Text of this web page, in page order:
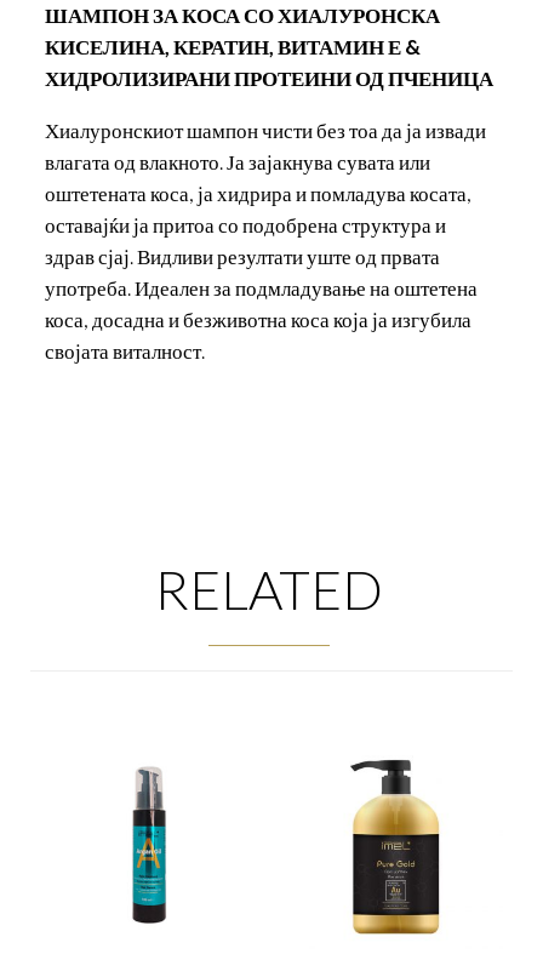
ШАМПОН ЗА КОСАСО ХИАЛУРОНСКА
КИСЕЛИНА, КЕРАТИН, ВИТАМИН Е &
ХИДРОЛИЗИРАНИ ПРОТЕИНИ ОД ПЧЕНИЦА
Хиалуронскиот шампон чисти без тоа да ја извади
влагата од влакното. Ја зајакнува сувата или
оштетената коса, ја хидрира и помладува косата,
оставајќи ја притоа со подобрена структура и
здрав сјај. Видливи резултати уште од првата
употреба. Идеален за подмладување на оштетена
коса, досадна и безживотна коса која ја изгубила
својата виталност.
RELATED